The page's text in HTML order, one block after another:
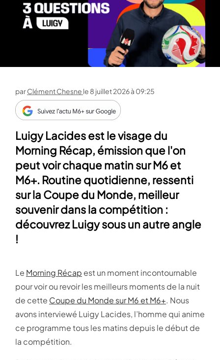
parClément Chesne le 8 juillet 2026 à 09:25
Luigy Lacides est le visage du
Morning Récap, émission que l'on
peut voir chaque matin sur M6 et
M6+. Routine quotidienne, ressenti
sur la Coupe du Monde, meilleur
souvenir dans la compétition :
découvrez Luigy sous un autre angle
!
Le Morning Récap est un moment incontournable
pour voir ou revoir les meilleurs moments de la nuit
de cette Coupe du Monde sur M6 et M6+. Nous
avons interviewé Luigy Lacides, l’homme qui anime
ce programme tous les matins depuis le début de
la compétition.